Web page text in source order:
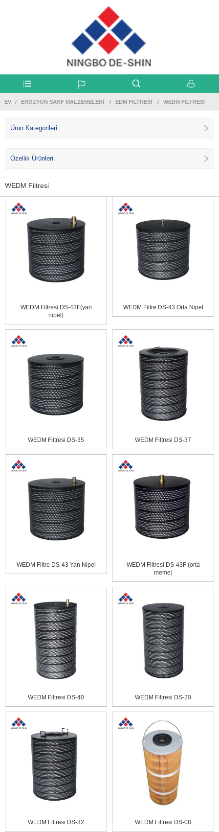
EV EROZYON SARF MALZEMELERI EDM FILTRESI WEDM FILTRESI
Ürün Kategorileri
Özellik Ürünleri
WEDM Filtresi
WEDM Filtresi DS-43F(yan
nipel)
WEDM Filtre DS-43 Orta Nipel
WEDM Filtresi DS-35 WEDM Filtresi DS-37
WEDM Filtre DS-43 Yan Nipel
WEDM Filtresi DS-43F (orta
meme)
WEDM Filtresi DS-40 WEDM Filtresi DS-20
WEDM Filtresi DS-32 WEDM Filtresi DS-08